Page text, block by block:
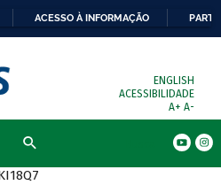
ACESSO À INFORMAÇÃO
ENGLISH
ACESSIBILIDADE
A+ A-